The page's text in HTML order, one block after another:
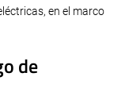
en el marco
de